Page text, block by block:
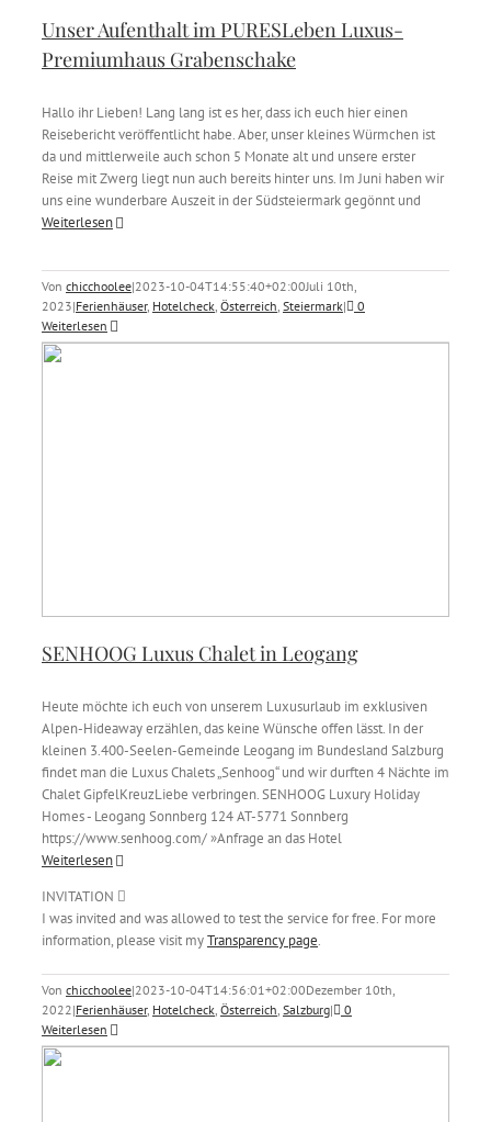
Unser Aufenthalt im PURESLeben Luxus-
Premiumhaus Grabenschake
Hallo ihr Lieben! Lang lang ist es her, dass ich euch hier einen
Reisebericht veröffentlicht habe. Aber, unser kleines Würmchen ist
da und mittlerweile auch schon 5 Monate alt und unsere erster
Reise mit Zwerg liegt nun auch bereits hinter uns. Im Juni haben wir
uns eine wunderbare Auszeit in der Südsteiermark gegönnt und
Weiterlesen
Von chicchoolee|2023-10-04T14:55:40+02:00Juli 10th,
2023|Ferienhäuser, Hotelcheck, Österreich, Steiermark|
0
Weiterlesen
SENHOOG Luxus Chalet in Leogang
Heute möchte ich euch von unserem Luxusurlaub im exklusiven
Alpen-Hideaway erzählen, das keine Wünsche offen lässt. In der
kleinen 3.400-Seelen-Gemeinde Leogang im Bundesland Salzburg
findet man die Luxus Chalets „Senhoog“ und wir durften 4 Nächte im
Chalet GipfelKreuzLiebe verbringen. SENHOOG Luxury Holiday
Homes - Leogang Sonnberg 124 AT-5771 Sonnberg
https://www.senhoog.com/ »Anfrage an das Hotel
Weiterlesen
INVITATION
I was invited and was allowed to test the service for free. For more
information, please visit myTransparency page.
Von chicchoolee|2023-10-04T14:56:01+02:00Dezember 10th,
2022|Ferienhäuser, Hotelcheck, Österreich, Salzburg|
0
Weiterlesen